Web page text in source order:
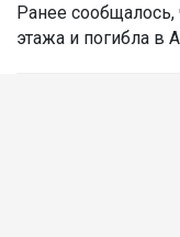
Ранее
этажа и погибла в